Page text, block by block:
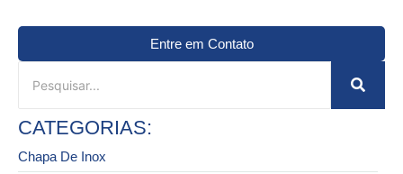
Entre em Contato
CATEGORIAS:
Chapa De Inox